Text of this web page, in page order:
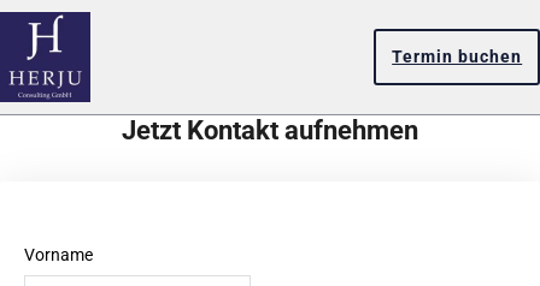
Termin buchen
Jetzt Kontakt aufnehmen
Vorname